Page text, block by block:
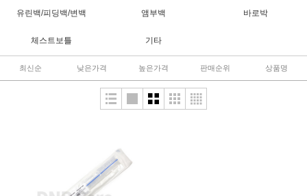
유린백/피딩백/변백 앰부백 바로박
체스트보틀 기타
최신순 낮은가격 높은가격 판매순위 상품명